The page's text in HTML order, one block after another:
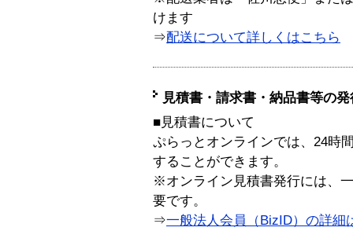
けます
⇒配送について詳しくはこちら
見積書・請求書・納品書等の
■見積書について
ぷらっとオンラインでは、24時
することができます。
※オンライン見積書発行には、
要です。
⇒一般法人会員（BizID）の詳細